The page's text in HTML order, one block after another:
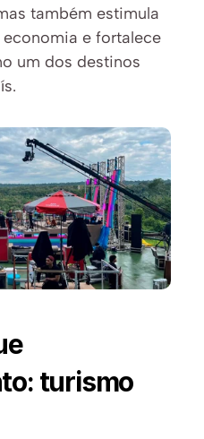
também estimula
e fortalece
um dos destinos
turismo